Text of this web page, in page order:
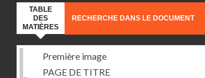
TABLE
DES
MATIÈRES
RECHERCHE DANS LE DOCUMENT
Première image
PAGE DE TITRE